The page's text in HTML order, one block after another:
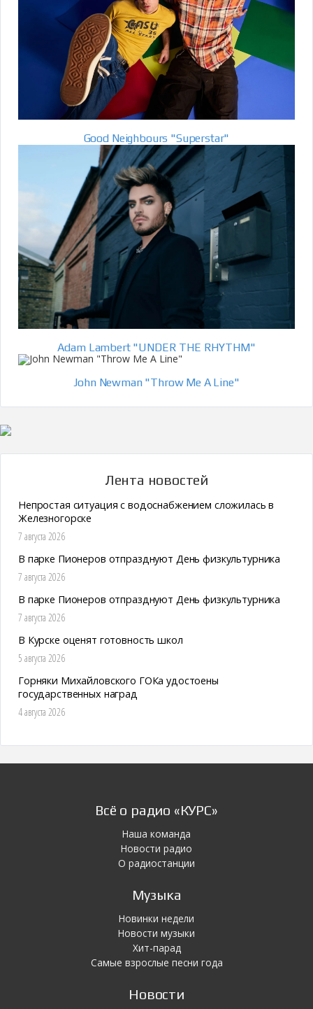
Good Neighbours "Superstar"
Adam Lambert "UNDER THE RHYTHM"
John Newman "Throw Me A Line"
Лента новостей
Непростая ситуация с водоснабжением сложилась в
Железногорске
7 августа 2026
В парке Пионеров отпразднуют День физкультурника
7 августа 2026
В парке Пионеров отпразднуют День физкультурника
7 августа 2026
В Курске оценят готовность школ
5 августа 2026
Горняки Михайловского ГОКа удостоены
государственных наград
4 августа 2026
Всё о радио «КУРС»
Наша команда
Новости радио
О радиостанции
Музыка
Новинки недели
Новости музыки
Хит-парад
Самые взрослые песни года
Новости